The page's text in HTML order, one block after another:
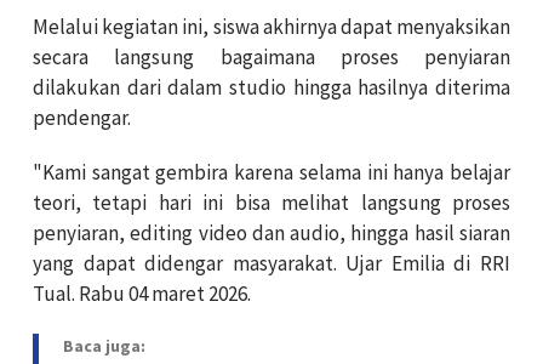
Melalui kegiatan ini, siswa akhirnya dapat menyaksikan
secara langsung bagaimana proses penyiaran
dilakukan dari dalam studio hingga hasilnya diterima
pendengar.
"Kami sangat gembira karena selama ini hanya belajar
teori, tetapi hari ini bisa melihat langsung proses
penyiaran, editing video dan audio, hingga hasil siaran
yang dapat didengar masyarakat. Ujar Emilia di RRI
Tual. Rabu 04 maret 2026.
Baca juga: